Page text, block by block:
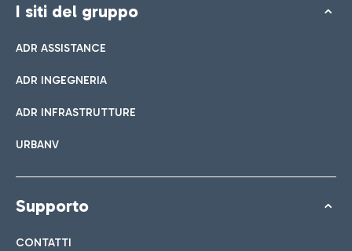
I siti del gruppo
ADR ASSISTANCE
ADR INGEGNERIA
ADR INFRASTRUTTURE
URBANV
Supporto
CONTATTI